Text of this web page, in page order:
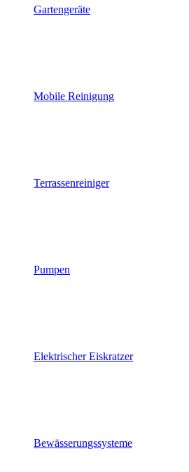
Gartengeräte
Mobile Reinigung
Terrassenreiniger
Pumpen
Elektrischer Eiskratzer
Bewässerungssysteme